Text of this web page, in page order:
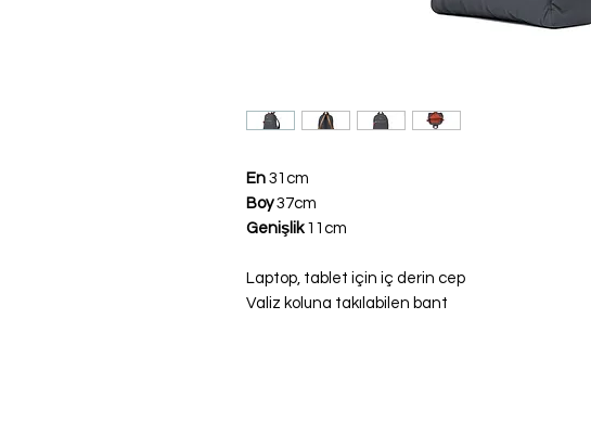
En 31cm
Boy37cm
Genişlik11cm
Laptop, tablet için iç derin cep
Valiz koluna takılabilen bant